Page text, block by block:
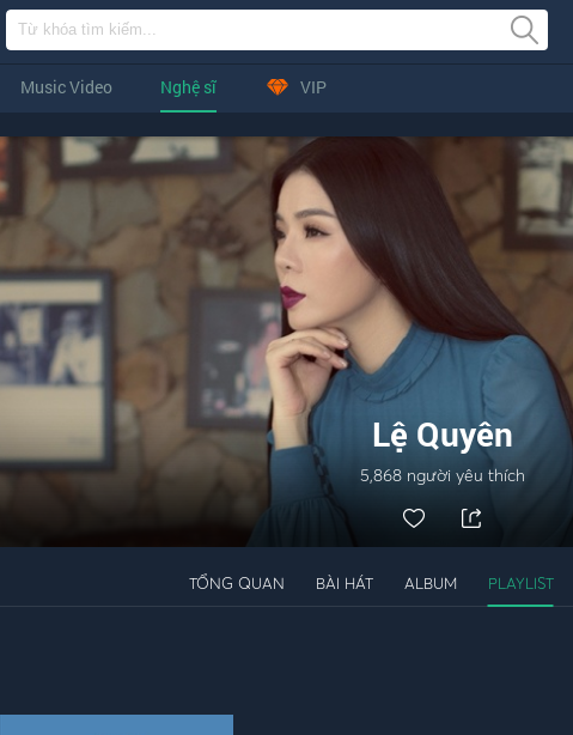
Music Video Nghệ sĩ VIP
Lệ Quyên
5,868 người yêu thích
TỔNG QUAN BÀI HÁT ALBUM PLAYLIST